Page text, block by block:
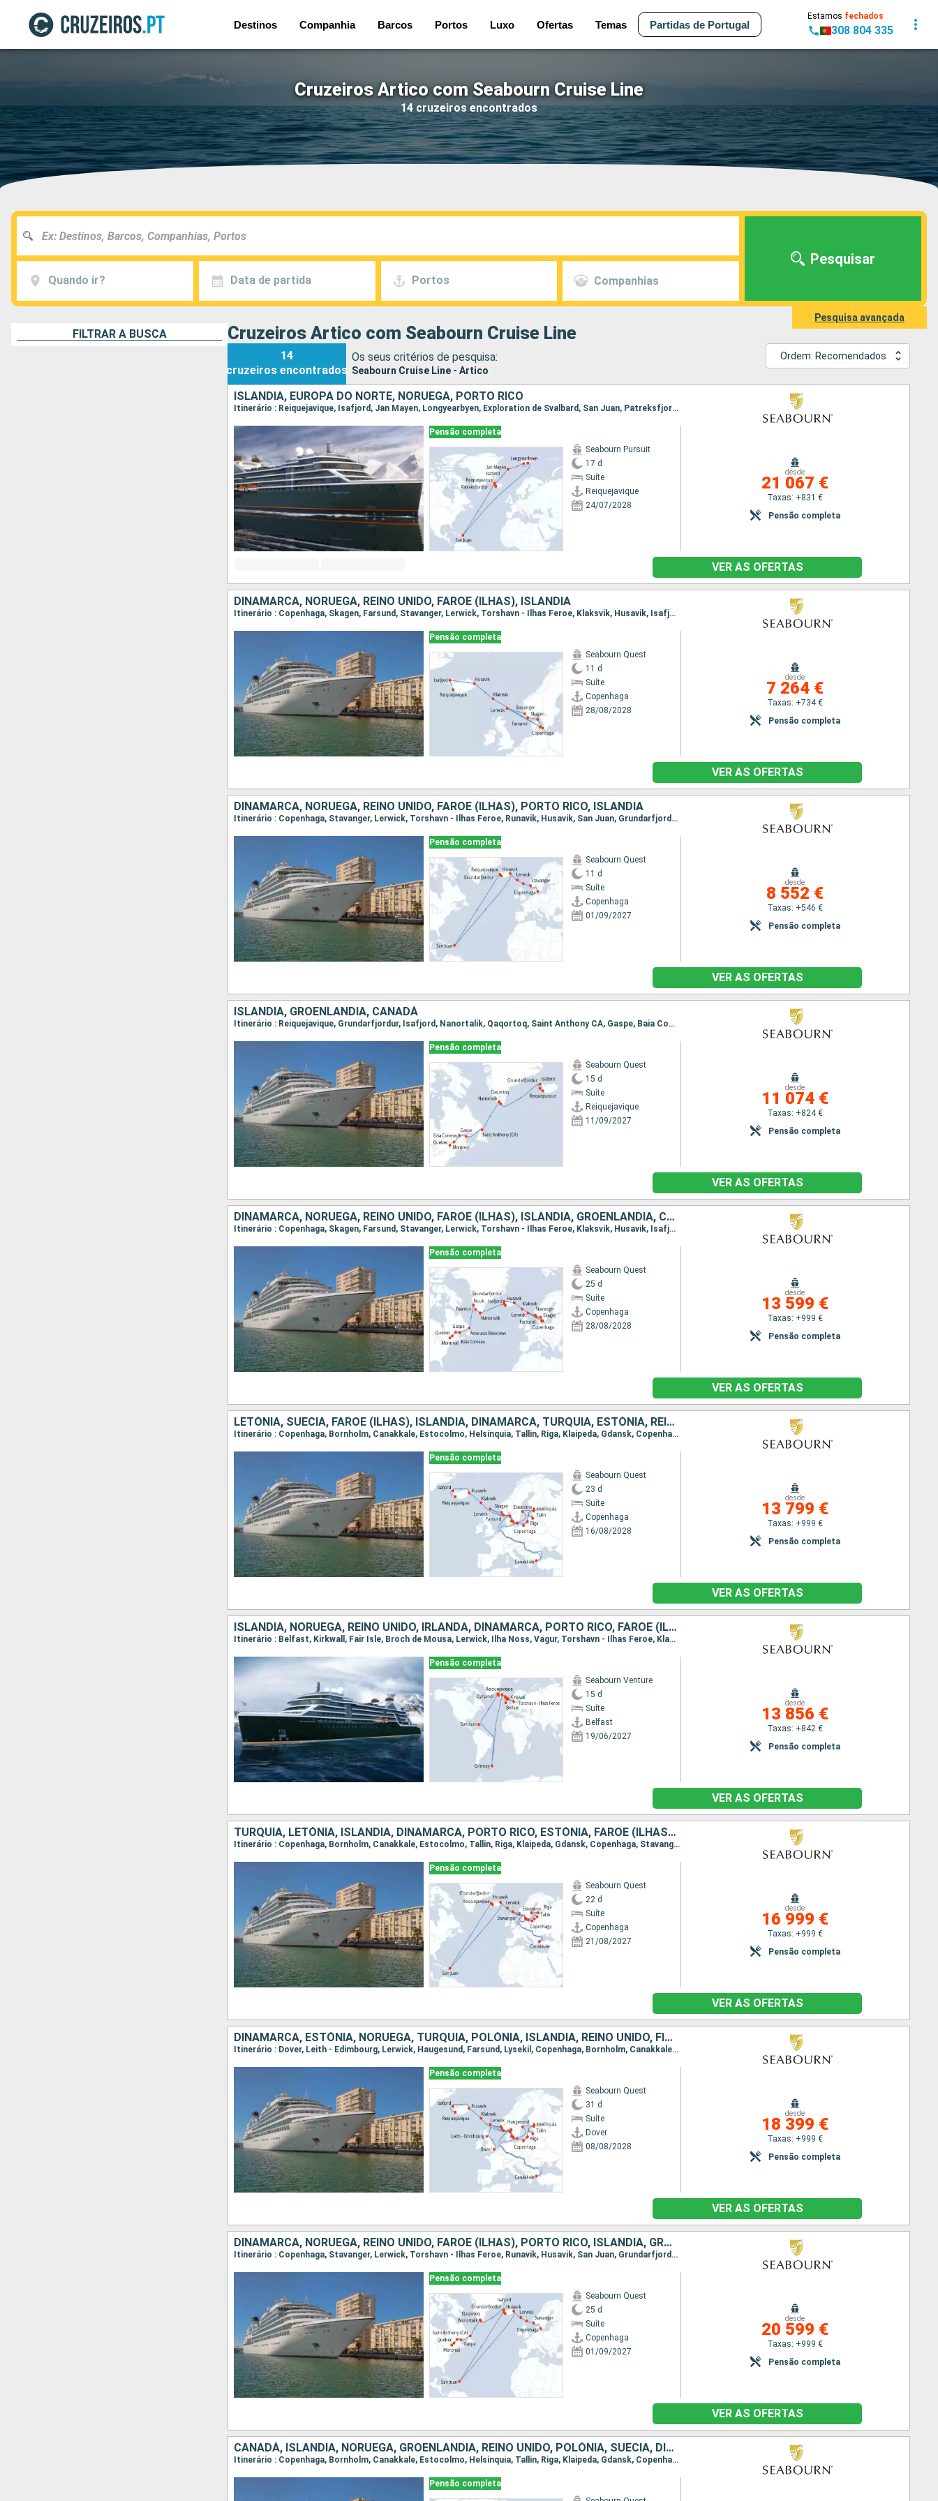
Destinos Companhia Barcos Portos Luxo Ofertas Temas Partidas de Portugal
Estamos fechados
308 804 335
Cruzeiros Artico com Seabourn Cruise Line
14 cruzeiros encontrados
Quando ir? Data de partida Portos Companhias
Pesquisar
Pesquisa avançada
FILTRAR A BUSCA Cruzeiros Artico com Seabourn Cruise Line
14
cruzeiros encontrados
Os seus critérios de pesquisa:
Seabourn Cruise Line - Artico
Ordem: Recomendados
ISLÂNDIA, EUROPA DO NORTE, NORUEGA, PORTO RICO
Itinerário : Reiquejavique, Isafjord, Jan Mayen, Longyearbyen, Exploration de Svalbard, San Juan, Patreksfjordur, Reiquejavique
Pensão completa
Seabourn Pursuit
17 d
Suíte
Reiquejavique
24/07/2028
desde
21 067 €
Taxas: +831 €
Pensão completa
VER AS OFERTAS
DINAMARCA, NORUEGA, REINO UNIDO, FAROE (ILHAS), ISLÂNDIA
Itinerário : Copenhaga, Skagen, Farsund, Stavanger, Lerwick, Torshavn - Ilhas Feroe, Klaksvik, Husavik, Isafjord, Reiquejavique
Pensão completa
Seabourn Quest
11 d
Suíte
Copenhaga
28/08/2028
desde
7 264 €
Taxas: +734 €
Pensão completa
VER AS OFERTAS
DINAMARCA, NORUEGA, REINO UNIDO, FAROE (ILHAS), PORTO RICO, ISLÂNDIA
Itinerário : Copenhaga, Stavanger, Lerwick, Torshavn - Ilhas Feroe, Runavik, Husavik, San Juan, Grundarfjordur, Reiquejavique
Pensão completa
Seabourn Quest
11 d
Suíte
Copenhaga
01/09/2027
desde
8 552 €
Taxas: +546 €
Pensão completa
VER AS OFERTAS
ISLÂNDIA, GROENLANDIA, CANADÁ
Itinerário : Reiquejavique, Grundarfjordur, Isafjord, Nanortalik, Qaqortoq, Saint Anthony CA, Gaspe, Baia Comeau, Quebec, Montreal
Pensão completa
Seabourn Quest
15 d
Suíte
Reiquejavique
11/09/2027
desde
11 074 €
Taxas: +824 €
Pensão completa
VER AS OFERTAS
DINAMARCA, NORUEGA, REINO UNIDO, FAROE (ILHAS), ISLÂNDIA, GROENLANDIA, CANADÁ
Itinerário : Copenhaga, Skagen, Farsund, Stavanger, Lerwick, Torshavn - Ilhas Feroe, Klaksvik, Husavik, Isafjord, Reiquejavique, Grundarfjordur, Nanortalik, Paamiut, Nuuk, Anse aux Meadows, Gaspe, Baia Comeau, Quebec, Montreal
Pensão completa
Seabourn Quest
25 d
Suíte
Copenhaga
28/08/2028
desde
13 599 €
Taxas: +999 €
Pensão completa
VER AS OFERTAS
LETÓNIA, SUÉCIA, FAROE (ILHAS), ISLÂNDIA, DINAMARCA, TURQUIA, ESTÓNIA, REINO UNIDO, POLÓNIA, NORUEGA, FINLÂNDIA
Itinerário : Copenhaga, Bornholm, Canakkale, Estocolmo, Helsínquia, Tallin, Riga, Klaipeda, Gdansk, Copenhaga, Skagen, Farsund, Stavanger, Lerwick, Torshavn - Ilhas Feroe, Klaksvik, Husavik, Isafjord, Reiquejavique
Pensão completa
Seabourn Quest
23 d
Suíte
Copenhaga
16/08/2028
desde
13 799 €
Taxas: +999 €
Pensão completa
VER AS OFERTAS
ISLÂNDIA, NORUEGA, REINO UNIDO, IRLANDA, DINAMARCA, PORTO RICO, FAROE (ILHAS)
Itinerário : Belfast, Kirkwall, Fair Isle, Broch de Mousa, Lerwick, Ilha Noss, Vagur, Torshavn - Ilhas Feroe, Klaksvik, Oyndarfjordur, Djupivogur, Papey Island, Grimsey, San Juan, Dynjandi, Patreksfjordur, Reiquejavique
Pensão completa
Seabourn Venture
15 d
Suíte
Belfast
19/06/2027
desde
13 856 €
Taxas: +842 €
Pensão completa
VER AS OFERTAS
TURQUIA, LETÓNIA, ISLÂNDIA, DINAMARCA, PORTO RICO, ESTÓNIA, FAROE (ILHAS), POLÓNIA, SUÉCIA, REINO UNIDO, NORUEGA
Itinerário : Copenhaga, Bornholm, Canakkale, Estocolmo, Tallin, Riga, Klaipeda, Gdansk, Copenhaga, Stavanger, Lerwick, Torshavn - Ilhas Feroe, Runavik, Husavik, San Juan, Grundarfjordur, Reiquejavique
Pensão completa
Seabourn Quest
22 d
Suíte
Copenhaga
21/08/2027
desde
16 999 €
Taxas: +999 €
Pensão completa
VER AS OFERTAS
DINAMARCA, ESTÓNIA, NORUEGA, TURQUIA, POLÓNIA, ISLÂNDIA, REINO UNIDO, FINLÂNDIA, FAROE (ILHAS), SUÉCIA, LETÓNIA
Itinerário : Dover, Leith - Edimbourg, Lerwick, Haugesund, Farsund, Lysekil, Copenhaga, Bornholm, Canakkale, Estocolmo, Helsínquia, Tallin, Riga, Klaipeda, Gdansk, Copenhaga, Skagen, Farsund, Stavanger, Lerwick, Torshavn - Ilhas Feroe, Klaksvik, Husavik, Isafjord, Reiquejavique
Pensão completa
Seabourn Quest
31 d
Suíte
Dover
08/08/2028
desde
18 399 €
Taxas: +999 €
Pensão completa
VER AS OFERTAS
DINAMARCA, NORUEGA, REINO UNIDO, FAROE (ILHAS), PORTO RICO, ISLÂNDIA, GROENLANDIA, CANADÁ
Itinerário : Copenhaga, Stavanger, Lerwick, Torshavn - Ilhas Feroe, Runavik, Husavik, San Juan, Grundarfjordur, Reiquejavique, Grundarfjordur, Isafjord, Nanortalik, Qaqortoq, Saint Anthony CA, Gaspe, Baia Comeau, Quebec, Montreal
Pensão completa
Seabourn Quest
25 d
Suíte
Copenhaga
01/09/2027
desde
20 599 €
Taxas: +999 €
Pensão completa
VER AS OFERTAS
CANADÁ, ISLÂNDIA, NORUEGA, GROENLANDIA, REINO UNIDO, POLÓNIA, SUÉCIA, DINAMARCA, FAROE (ILHAS), LETÓNIA, ESTÓNIA, TURQUIA, FINLÂNDIA
Itinerário : Copenhaga, Bornholm, Canakkale, Estocolmo, Helsínquia, Tallin, Riga, Klaipeda, Gdansk, Copenhaga, Skagen, Farsund, Stavanger, Lerwick, Torshavn - Ilhas Feroe, Klaksvik, Husavik, Isafjord, Reiquejavique, Grundarfjordur, Nanortalik, Paamiut, Nuuk, Anse aux Meadows, Gaspe, Baia Comeau, Quebec, Montreal
Pensão completa